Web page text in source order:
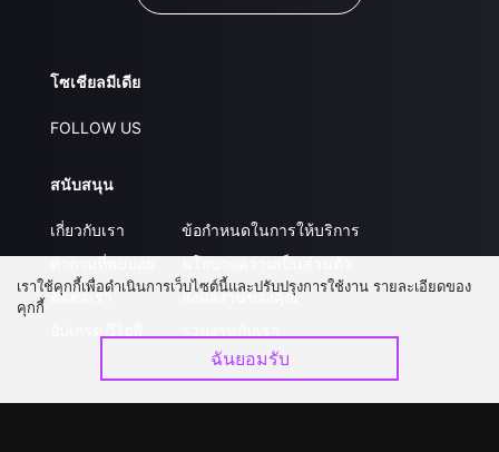
โซเชียลมีเดีย
FOLLOW US
สนับสนุน
เกี่ยวกับเรา
ติดต่อเรา
ข้อกำหนดในการให้บริการ
ส่งผลงานของคุณ
เราใช้คุกกี้เพื่อดำเนินการเว็บไซต์นี้และปรับปรุงการใช้งาน รายละเอียดของ
คุกกี้
ฉันยอมรับ